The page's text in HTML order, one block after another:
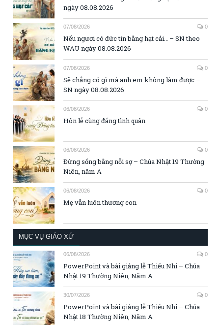
ngày 08.08.2026
07/08/2026 0
Nếu ngươi có đức tin bằng hạt cải… – SN theo
WAU ngày 08.08.2026
07/08/2026 0
Sẽ chẳng có gì mà anh em không làm được –
SN ngày 08.08.2026
06/08/2026 0
Hôn lễ cùng đấng tình quân
06/08/2026 0
Đừng sống bằng nỗi sợ – Chúa Nhật 19 Thường
Niên, năm A
06/08/2026 0
Mẹ vẫn luôn thương con
MỤC VỤ GIÁO XỨ
06/08/2026 0
PowerPoint và bài giảng lễ Thiếu Nhi – Chúa
Nhật 19 Thường Niên, Năm A
30/07/2026 0
PowerPoint và bài giảng lễ Thiếu Nhi – Chúa
Nhật 18 Thường Niên, Năm A